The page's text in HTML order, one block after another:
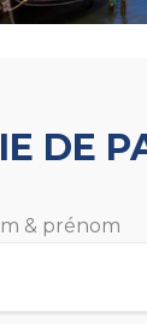
DE
& prénom